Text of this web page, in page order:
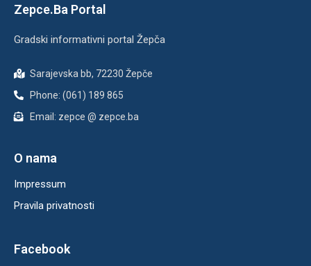
Zepce.Ba Portal
Gradski informativni portal Žepča
Sarajevska bb, 72230 Žepče
Phone: (061) 189 865
Email: zepce @ zepce.ba
O nama
Impressum
Pravila privatnosti
Facebook